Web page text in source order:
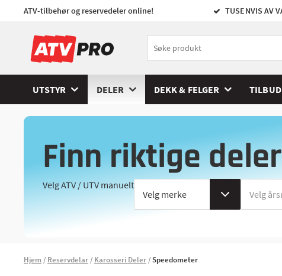
ATV-tilbehør og reservedeler online! TUSENVIS AV
UTSTYR DELER DEKK & FELGER TILBUD
Finn riktige
Velg ATV / UTV manuelt
Hjem Reservdelar Karosseri Deler Speedometer